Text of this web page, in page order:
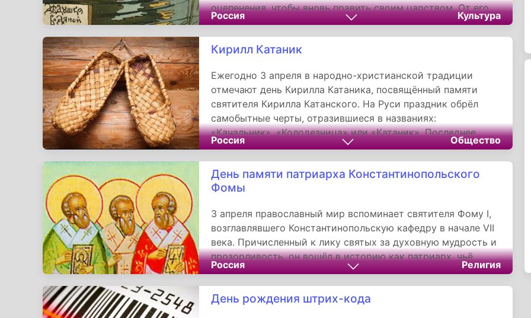
оцепенения, чтобы вновь править своим царством. От его
милости зависела судьба рыбацких сетей, работа
мельничных колёс и даже уровень паводковых вод.
Россия Культура
Кирилл Катаник
Ежегодно 3 апреля в народно-христианской традиции
отмечают день Кирилла Катаника, посвящённый памяти
святителя Кирилла Катанского. На Руси праздник обрёл
самобытные черты, отразившиеся в названиях:
«Качальник», «Колодезница» или «Катаник». Последнее
связано с завершением зимнего сезона — «катанием» на
санях в последний раз перед долгим перерывом.
Россия Общество
День памяти патриарха Константинопольского
Фомы
3 апреля православный мир вспоминает святителя Фому I,
возглавлявшего Константинопольскую кафедру в начале VII
века. Причисленный к лику святых за духовную мудрость и
прозорливость, он вошёл в историю как патриарх, чьё
служение было отмечено чудесами и предзнаменованиями.
Россия Религия
День рождения штрих-кода